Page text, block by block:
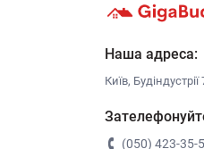
Кліщі
Ключі
Лопата
Наша адреса:
Київ, Будіндустрії
(050) 423-35-